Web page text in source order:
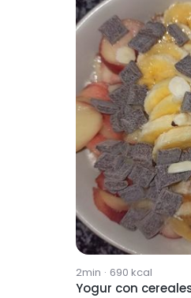
2min · 690 kcal
Yogur con